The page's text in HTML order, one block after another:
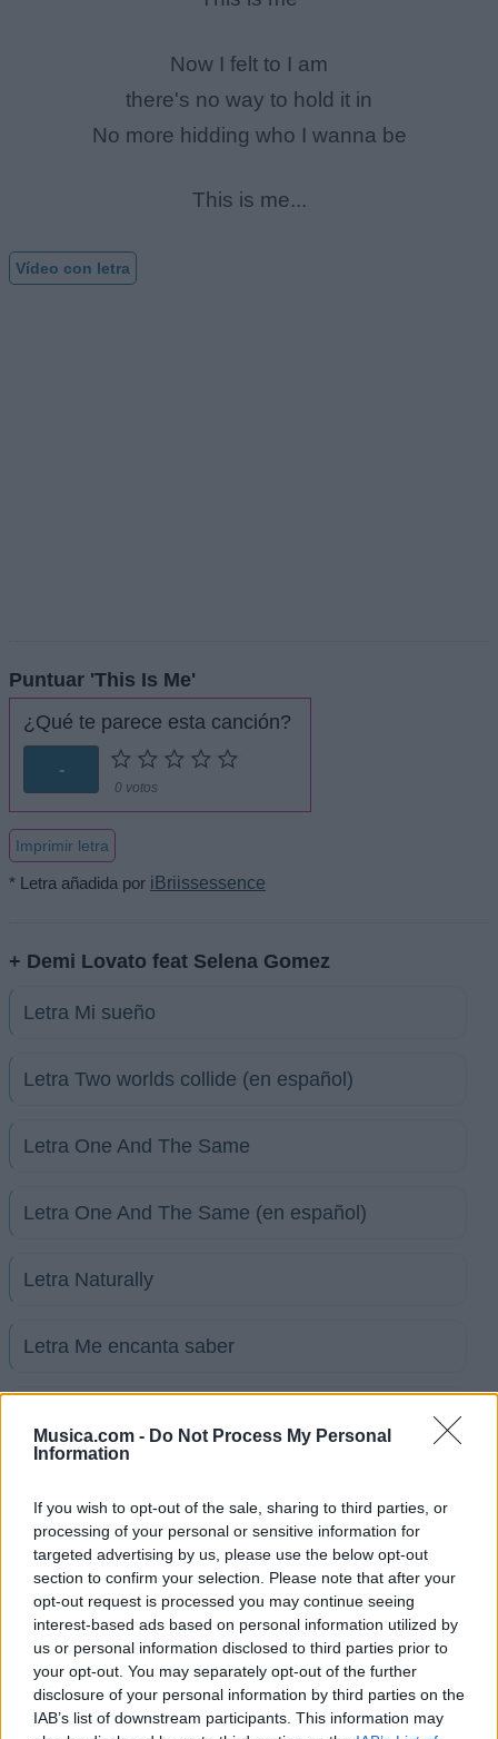
Musica.com - Do Not Process My Personal
Information
If you wish to opt-out of the sale, sharing to third parties, or
processing of your personal or sensitive information for
targeted advertising by us, please use the below opt-out
section to confirm your selection. Please note that after your
opt-out request is processed you may continue seeing
interest-based ads based on personal information utilized by
us or personal information disclosed to third parties prior to
your opt-out. You may separately opt-out of the further
disclosure of your personal information by third parties on the
IAB’s list of downstream participants. This information may
Now I felt to I am
there's no way to hold it in
No more hidding who I wanna be
This is me...
Vídeo con letra
Puntuar 'This Is Me'
¿Qué te parece esta canción?
-
0 votos
Imprimir letra
* Letra añadida por iBriissessence
+ Demi Lovato feat Selena Gomez
Letra Mi sueño
Letra Two worlds collide (en español)
Letra One And The Same
Letra One And The Same (en español)
Letra Naturally
Letra Me encanta saber
+ Letras de Demi Lovato feat Selena Gomez
Biografía Ranking Fotos Foro
Ranking de Demi Lovato feat Selena Gomez
Demi Lovato feat Selena Gomezno está entre los